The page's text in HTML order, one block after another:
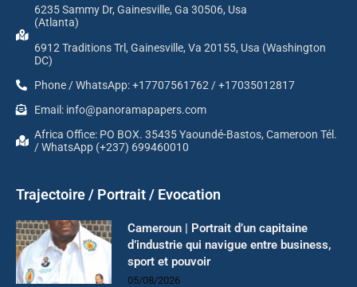
6235 Sammy Dr, Gainesville, Ga 30506, Usa
(Atlanta)
6912 Traditions Trl, Gainesville, Va 20155, Usa (Washington
DC)
Phone / WhatsApp: +17707561762 / +17035012817
Email: info@panoramapapers.com
Africa Office: PO BOX. 35435 Yaoundé-Bastos, Cameroon Tél.
/ WhatsApp (+237) 699460010
Trajectoire / Portrait / Evocation
Cameroun | Portrait d’un capitaine
d’industrie qui navigue entre business,
sport et pouvoir
05/08/2026